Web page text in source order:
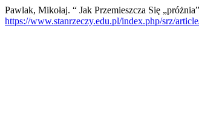
Pawlak, Mikołaj. “ Jak Przemieszcza Się
https://www.stanrzeczy.edu.pl/index.php/srz/